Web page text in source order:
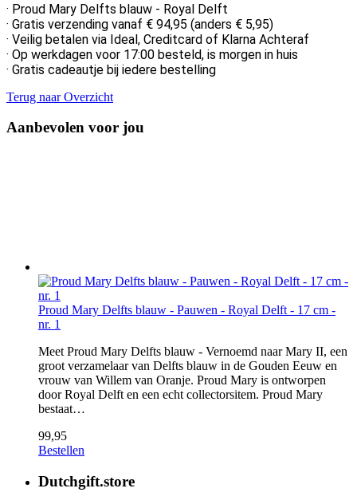
· Proud Mary Delfts blauw - Royal Delft
· Gratis verzending vanaf € 94,95 (anders € 5,95)
· Veilig betalen via Ideal, Creditcard of Klarna Achteraf
· Op werkdagen voor 17:00 besteld, is morgen in huis
· Gratis cadeautje bij iedere bestelling
Terug naar Overzicht
Aanbevolen voor jou
Proud Mary Delfts blauw - Pauwen - Royal Delft - 17 cm -
nr. 1
Meet Proud Mary Delfts blauw - Vernoemd naar Mary II, een
groot verzamelaar van Delfts blauw in de Gouden Eeuw en
vrouw van Willem van Oranje. Proud Mary is ontworpen
door Royal Delft en een echt collectorsitem. Proud Mary
bestaat…
99,95
Bestellen
Dutchgift.store